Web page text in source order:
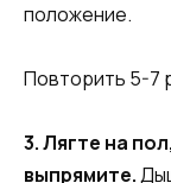
положение.
Повторить 5-7
3. Лягте на
выпрямите.